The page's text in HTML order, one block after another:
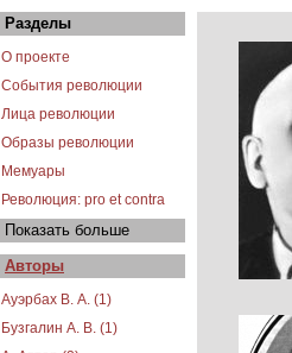
Разделы
О проекте
События революции
Лица революции
Образы революции
Мемуары
Революция: pro et contra
Показать больше
Авторы
Ауэрбах В. А. (1)
Бузгалин А. В. (1)